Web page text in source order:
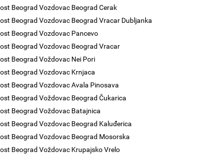
Beograd Vozdovac Beograd Cerak
Beograd Vozdovac Beograd Vracar Dubljanka
Beograd Vozdovac Pancevo
Beograd Vozdovac Beograd Vracar
Beograd Voždovac Nei Pori
Beograd Vozdovac Krnjaca
Beograd Vozdovac Avala Pinosava
Beograd Voždovac Beograd Čukarica
Beograd Voždovac Batajnica
Beograd Vozdovac Beograd Kaluđerica
Beograd Vozdovac Beograd Mosorska
Beograd Voždovac Krupajsko Vrelo